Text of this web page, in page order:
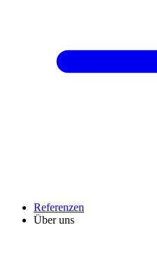
Referenzen
Über uns